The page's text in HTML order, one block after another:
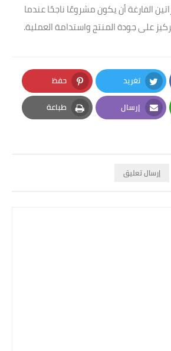
الفارغة أن يكون مشروعًا ناجحًا عندما
على جودة المنتج واستدامة العملية.
تغريد
Twitter
حفظ
Pinterest
إرسال
Email
طباعة
Print
إرسال تعليق